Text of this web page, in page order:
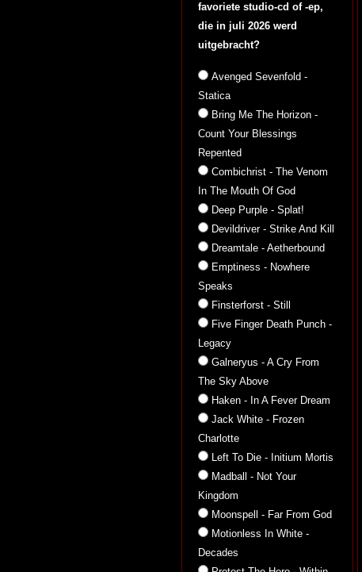
favoriete studio-cd of -ep,
die in juli 2026 werd
uitgebracht?
Avenged Sevenfold -
Statica
Bring Me The Horizon -
Count Your Blessings
Repented
Combichrist - The Venom
In The Mouth Of God
Deep Purple - Splat!
Devildriver - Strike And Kill
Dreamtale - Aetherbound
Emptiness - Nowhere
Speaks
Finsterforst - Still
Five Finger Death Punch -
Legacy
Galneryus - A Cry From
The Sky Above
Haken - In A Fever Dream
Jack White - Frozen
Charlotte
Left To Die - Initium Mortis
Madball - Not Your
Kingdom
Moonspell - Far From God
Motionless In White -
Decades